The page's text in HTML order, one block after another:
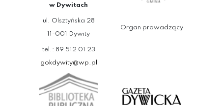
w Dywitach
ul. Olsztyńska 28
11-001 Dywity
tel.: 89 512 01 23
gokdywity@wp.pl
Organ prowadzący